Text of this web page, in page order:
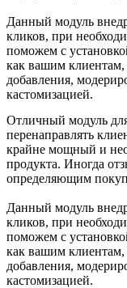
Данный модуль
кликов, при
поможем с
как вашим
добавления,
кастомизацией.
На данный модуль
мы учитываем ваши
вы можете писать
на следующий день
которого вам не
Отличный модуль
перенаправлять
крайне мощный и
продукта. Иногда
определяющим
Данный модуль
кликов, при
поможем с
как вашим
добавления,
кастомизацией.